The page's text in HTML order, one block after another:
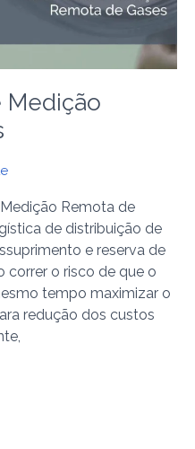
Remota de
de distribuição de
e reserva de
correr o risco de que o
tempo maximizar o
redução dos custos